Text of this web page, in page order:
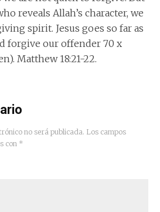
reveals Allah’s character, we
spirit. Jesus goes so far as
forgive our offender 70 x
Matthew 18:21-22.
no será publicada. Los campos
con *